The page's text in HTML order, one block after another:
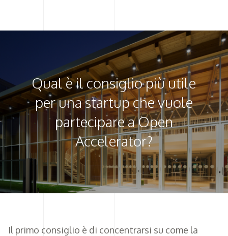
Qual è il consiglio più utile
per una startup che vuole
partecipare a Open
Accelerator?
Il primo consiglio è di concentrarsi su come la